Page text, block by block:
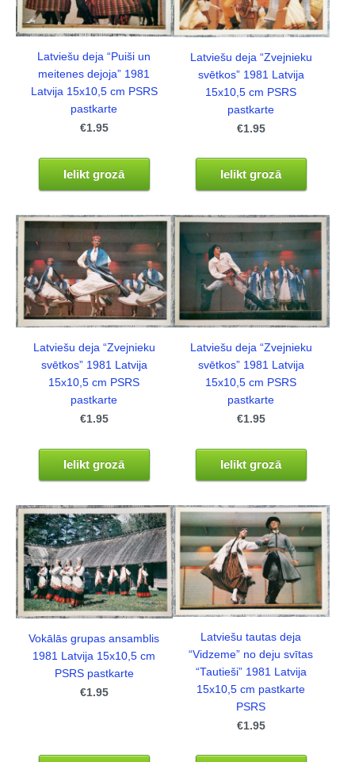
Latviešu deja “Puiši un
meitenes dejoja” 1981
Latvija 15x10,5 cm PSRS
pastkarte
€1.95
Ielikt grozā
Latviešu deja “Zvejnieku
svētkos” 1981 Latvija
15x10,5 cm PSRS
pastkarte
€1.95
Ielikt grozā
Latviešu deja “Zvejnieku
svētkos” 1981 Latvija
15x10,5 cm PSRS
pastkarte
€1.95
Ielikt grozā
Latviešu deja “Zvejnieku
svētkos” 1981 Latvija
15x10,5 cm PSRS
pastkarte
€1.95
Ielikt grozā
Vokālās grupas ansamblis
1981 Latvija 15x10,5 cm
PSRS pastkarte
€1.95
Latviešu tautas deja
“Vidzeme” no deju svītas
“Tautieši” 1981 Latvija
15x10,5 cm pastkarte
PSRS
€1.95